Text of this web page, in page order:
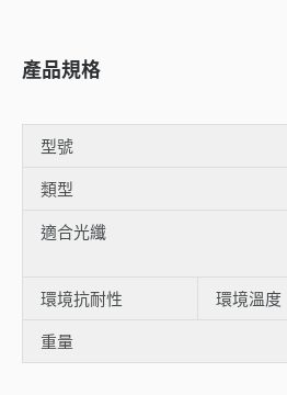
產品規格
型號
類型
適合光纖
環境抗耐性
環境溫度
重量